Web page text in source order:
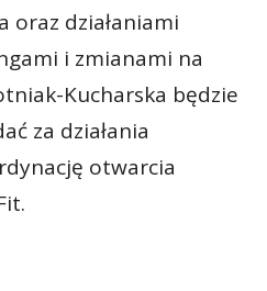
oraz działaniami
i zmianami na
Kucharska będzie
za działania
otwarcia